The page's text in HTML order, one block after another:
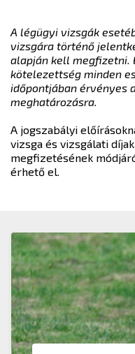
A légügyi vizsgák
vizsgára történő
alapján kell megfizetni.
kötelezettség minden
időpontjában érvényes
meghatározásra.
A jogszabályi
vizsga és vizsgálati
megfizetésének
érhető el.